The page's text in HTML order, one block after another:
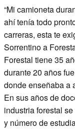
“Mi camioneta
ahí tenía todo
carreras, esta te
Sorrentino a
Forestal tiene 35
durante 20 años
donde enseñaba a
En sus años de
industria forestal
y número de